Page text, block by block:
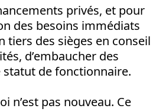
privés, et pour
des besoins immédiats
tiers des sièges en conseil
d’embaucher des
de fonctionnaire.
n’est pas nouveau. Ce